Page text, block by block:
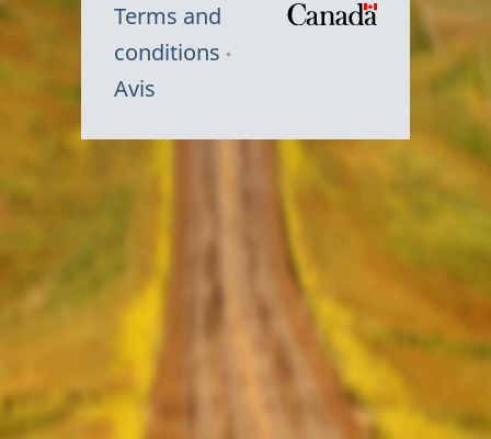
Terms and
conditions
Avis
Symbole
Canada